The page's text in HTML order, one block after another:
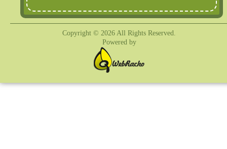
Copyright © 2026 All Rights Reserved.
Powered by